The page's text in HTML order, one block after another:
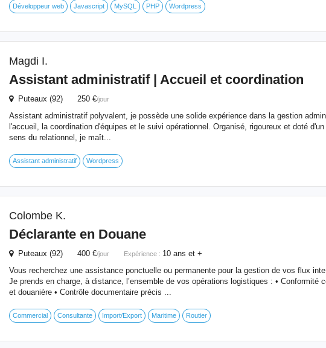
Développeur web Javascript MySQL PHP Wordpress
Magdi I.
Assistant administratif | Accueil et coordination
Puteaux (92) 250 €/jour
Assistant administratif polyvalent, je possède une solide expérience dans la gestion
l'accueil, la coordination d'équipes et le suivi opérationnel. Organisé, rigoureux et doté
sens du relationnel, je maît...
Assistant administratif Wordpress
Colombe K.
Déclarante en Douane
Puteaux (92) 400 €/jour Expérience : 10 ans et +
Vous recherchez une assistance ponctuelle ou permanente pour la gestion de vos flux
Je prends en charge, à distance, l’ensemble de vos opérations logistiques : • Conformité
et douanière • Contrôle documentaire précis ...
Commercial Consultante Import/Export Maritime Routier